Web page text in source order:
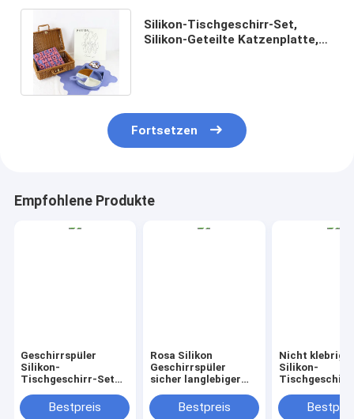
Silikon-Tischgeschirr-Set,
Silikon-Geteilte Katzenplatte,
Fortsetzen
Empfohlene Produkte
Geschirrspüler
Silikon-
Tischgeschirr-Set
Bestpreis
Rosa Silikon
Geschirrspüler
sicher langlebiger
rutschfähig Ideal für
Catering
Bestpreis
Nicht
Silikon-
BPA-frei,
langlebig